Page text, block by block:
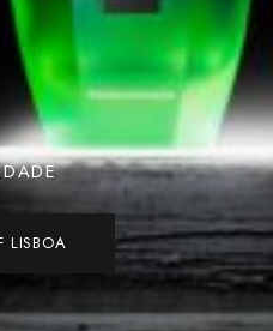
LISBOA